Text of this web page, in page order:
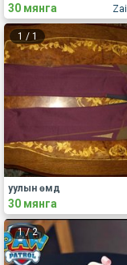
30 мянга
1 / 1
уулын өмд
30 мянга
1/2